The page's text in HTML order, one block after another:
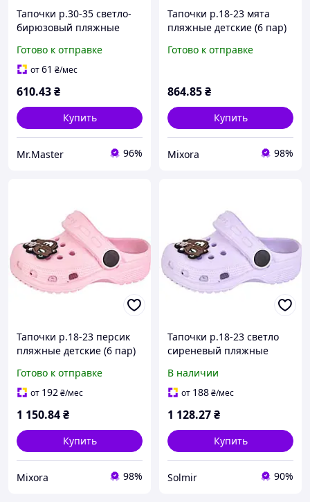
Тапочки р.30-35 светло-
бирюзовый пляжные
ТМ GIPANIS
Готово к отправке
от61 ₴/мес
610.43₴
Купить
Mr.Master 96%
Тапочки р.18-23 мята
пляжные детские (6 пар)
Готово к отправке
864.85₴
Купить
Mixora 98%
Тапочки р.18-23 персик
пляжные детские (6 пар)
Готово к отправке
от 192₴/мес
1 150.84₴
Купить
Mixora 98%
Тапочки р.18-23 светло
сиреневый пляжные
CROSS
В наличии
от 188₴/мес
1 128.27₴
Купить
Solmir 90%